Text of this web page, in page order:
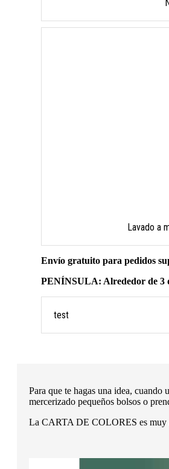
Lavado a
Envío gratuito para pedidos
PENÍNSULA: Alrededor de 3
test
Para que te hagas una idea,
mercerizado pequeños bolsos o
La CARTA DE COLORES es muy